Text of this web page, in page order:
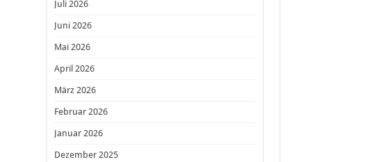
Juli 2026
Juni 2026
Mai 2026
April 2026
März 2026
Februar 2026
Januar 2026
Dezember 2025